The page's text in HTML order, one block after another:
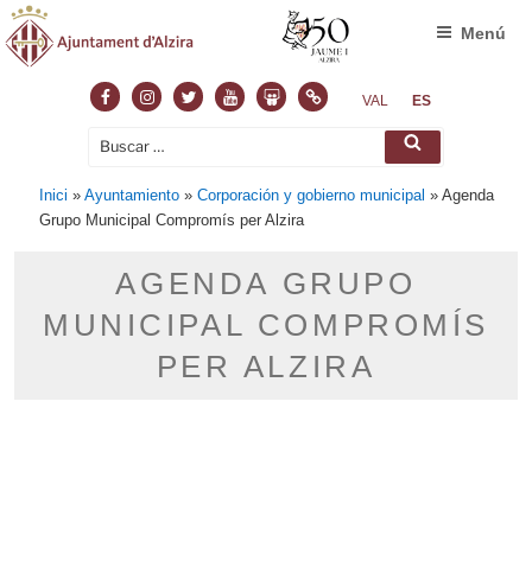
FacebookInstagram
TwitterYoutubeSlideshare
NormasVAL ES
Buscar
Buscar
Menú
Inici »Ayuntamiento »Corporación y gobierno municipal »Agenda
Grupo Municipal Compromís per Alzira
AGENDA GRUPO
MUNICIPAL COMPROMÍS
PER ALZIRA